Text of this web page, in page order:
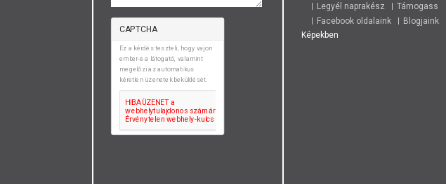
CAPTCHA
Ez a kérdés teszteli, hogy vajon
ember-e a látogató, valamint
megelőzi az automatikus
kéretlen üzenetek beküldését.
Legyél naprakész
Támogass
Facebook oldalaink
Blogjaink
Képekben